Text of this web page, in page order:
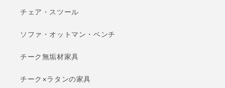
チェア・スツール
ソファ・オットマン・ベンチ
チーク無垢材家具
チーク×ラタンの家具